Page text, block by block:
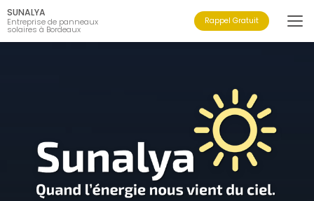
Aller
au
contenu
principal
SUNALYA
Entreprise de panneaux
solaires à Bordeaux
Rappel Gratuit